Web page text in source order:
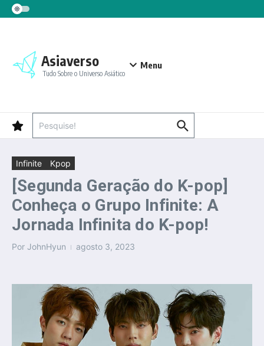
Ir para o conteúdo
Asiaverso
Tudo Sobre o Universo Asiático
Menu
Infinite Kpop
[Segunda Geração do K-pop]
Conheça o Grupo Infinite: A
Jornada Infinita do K-pop!
Por JohnHyun agosto 3, 2023